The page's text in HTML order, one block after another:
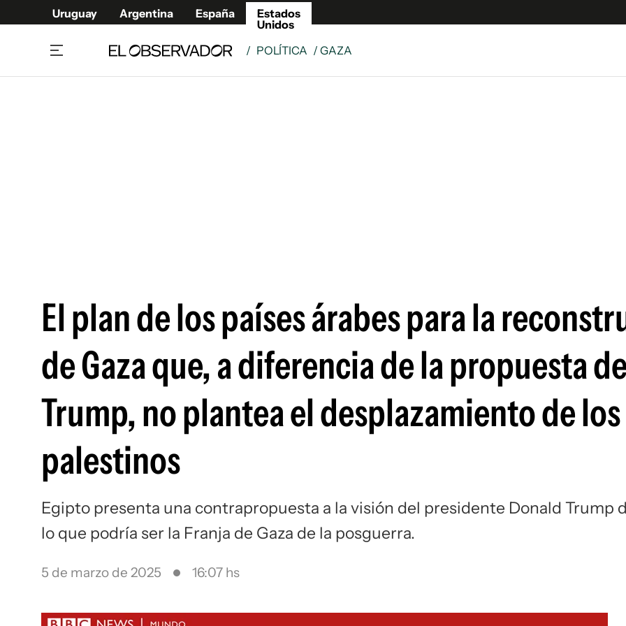
Uruguay Argentina España
Estados
Unidos
/ POLÍTICA / GAZA
El plan de los países árabes para la
de Gaza que, a diferencia de la propuesta de
Trump, no plantea el desplazamiento de los
palestinos
Egipto presenta una contrapropuesta a la visión del presidente Donald Trump
lo que podría ser la Franja de Gaza de la posguerra.
5 de marzo de 2025 16:07 hs